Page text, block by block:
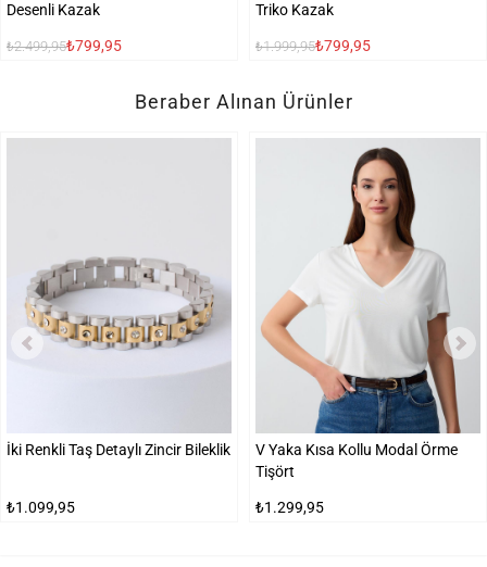
Desenli Kazak
₺2.499,95₺799,95
Triko Kazak
₺1.999,95₺799,95
Beraber Alınan Ürünler
İki Renkli Taş Detaylı Zincir Bileklik
₺1.099,95
V Yaka Kısa Kollu Modal Örme
Tişört
₺1.299,95